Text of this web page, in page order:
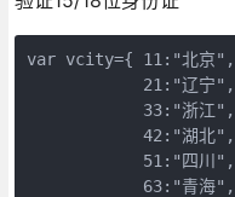
var vcity={ 11:"北京
21:"辽宁
33:"浙江
42:"湖北
51:"四川
63:"青海